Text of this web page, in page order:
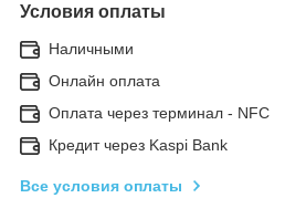
Условия оплаты
Наличными
Онлайн оплата
Оплата через терминал - NFC
Кредит через Kaspi Bank
Все условия оплаты